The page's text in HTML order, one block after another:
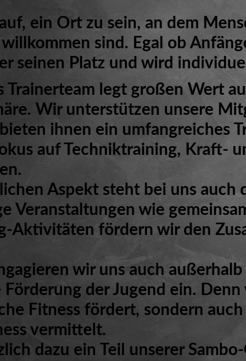
ein Ort zu sein, an dem
sind. Egal ob
seinen Platz und wird
Trainerteam legt großen Wert
Wir unterstützen unsere
ihnen ein umfangreiches
auf Techniktraining, Kraft-
Aspekt steht bei uns auch
Veranstaltungen wie
Aktivitäten fördern wir den
wir uns auch
der Jugend ein.
Fitness fördert, sondern
vermittelt.
dazu ein Teil unserer